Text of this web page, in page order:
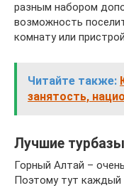
разным набором
возможность
комнату или
Читайте также:
занятость,
Лучшие
Горный Алтай –
Поэтому тут каждый